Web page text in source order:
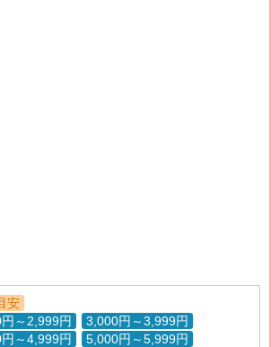
安
～2,999円
3,000円～3,999円
～4,999円
5,000円～5,999円